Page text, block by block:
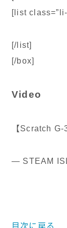
[list
[/list]
[/box]
Video
【Scratch
— STEAM